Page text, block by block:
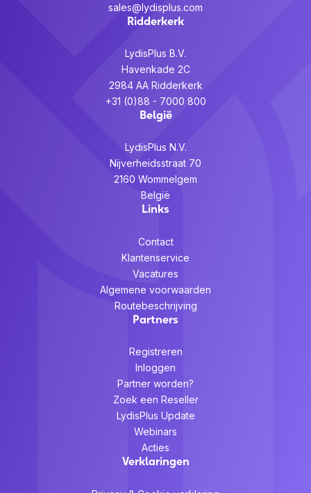
sales@lydisplus.com
Ridderkerk
LydisPlus B.V.
Havenkade 2C
2984 AA Ridderkerk
+31 (0)88 - 7000 800
België
LydisPlus N.V.
Nijverheidsstraat 70
2160 Wommelgem
België
Links
Contact
Klantenservice
Vacatures
Algemene voorwaarden
Routebeschrijving
Partners
Registreren
Inloggen
Partner worden?
Zoek een Reseller
LydisPlus Update
Webinars
Acties
Verklaringen